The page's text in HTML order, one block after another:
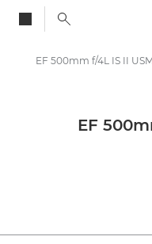
Canon-
EF 500mm f/4L IS II USM
EF